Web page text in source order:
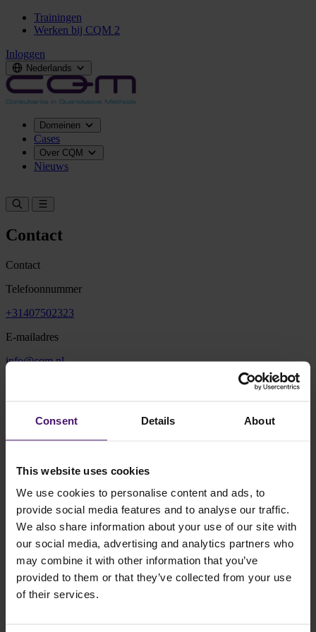
Consent Details About
This website uses cookies
We use cookies to personalise content and ads, to
provide social media features and to analyse our traffic.
We also share information about your use of our site with
our social media, advertising and analytics partners who
may combine it with other information that you’ve
provided to them or that they’ve collected from your use
of their services.
Trainingen
Werken bij CQM 2
Inloggen
Nederlands
Domeinen
Cases
Over CQM
Nieuws
Contact
Contact
Telefoonnummer
+31407502323
E-mailadres
info@cqm.nl
5616 RM Eindhoven
Routebeschrijving
Je kunt jouw auto parkeren op de besloten parkeerplaats aan de